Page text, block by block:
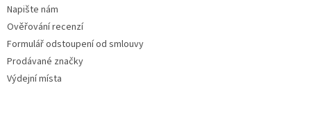
Napište nám
Ověřování recenzí
Formulář odstoupení od smlouvy
Prodávané značky
Výdejní místa